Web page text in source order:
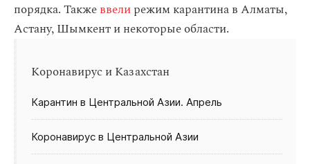
порядка. Такжеввелирежим карантина в Алматы,
Астану, Шымкент и некоторые области.
Коронавирус и Казахстан
Карантин в Центральной Азии. Апрель
Коронавирус в Центральной Азии